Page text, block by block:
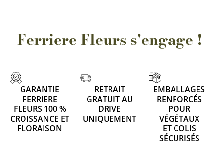
Ferriere Fleurs s'engage !
GARANTIE
FERRIERE
FLEURS 100 %
CROISSANCE ET
FLORAISON
RETRAIT
GRATUIT AU
DRIVE
UNIQUEMENT
EMBALLAGES
RENFORCÉS
POUR
VÉGÉTAUX
ET COLIS
SÉCURISÉS